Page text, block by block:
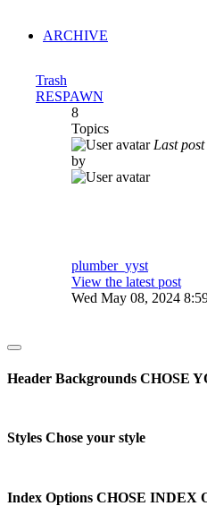
ARCHIVE
Trash
RESPAWN
8
Topics
Last post
by
plumber_yyst
View the latest post
Wed May 08, 2024
Header Backgrounds CHOSE
Styles Chose your style
Index Options CHOSE INDEX